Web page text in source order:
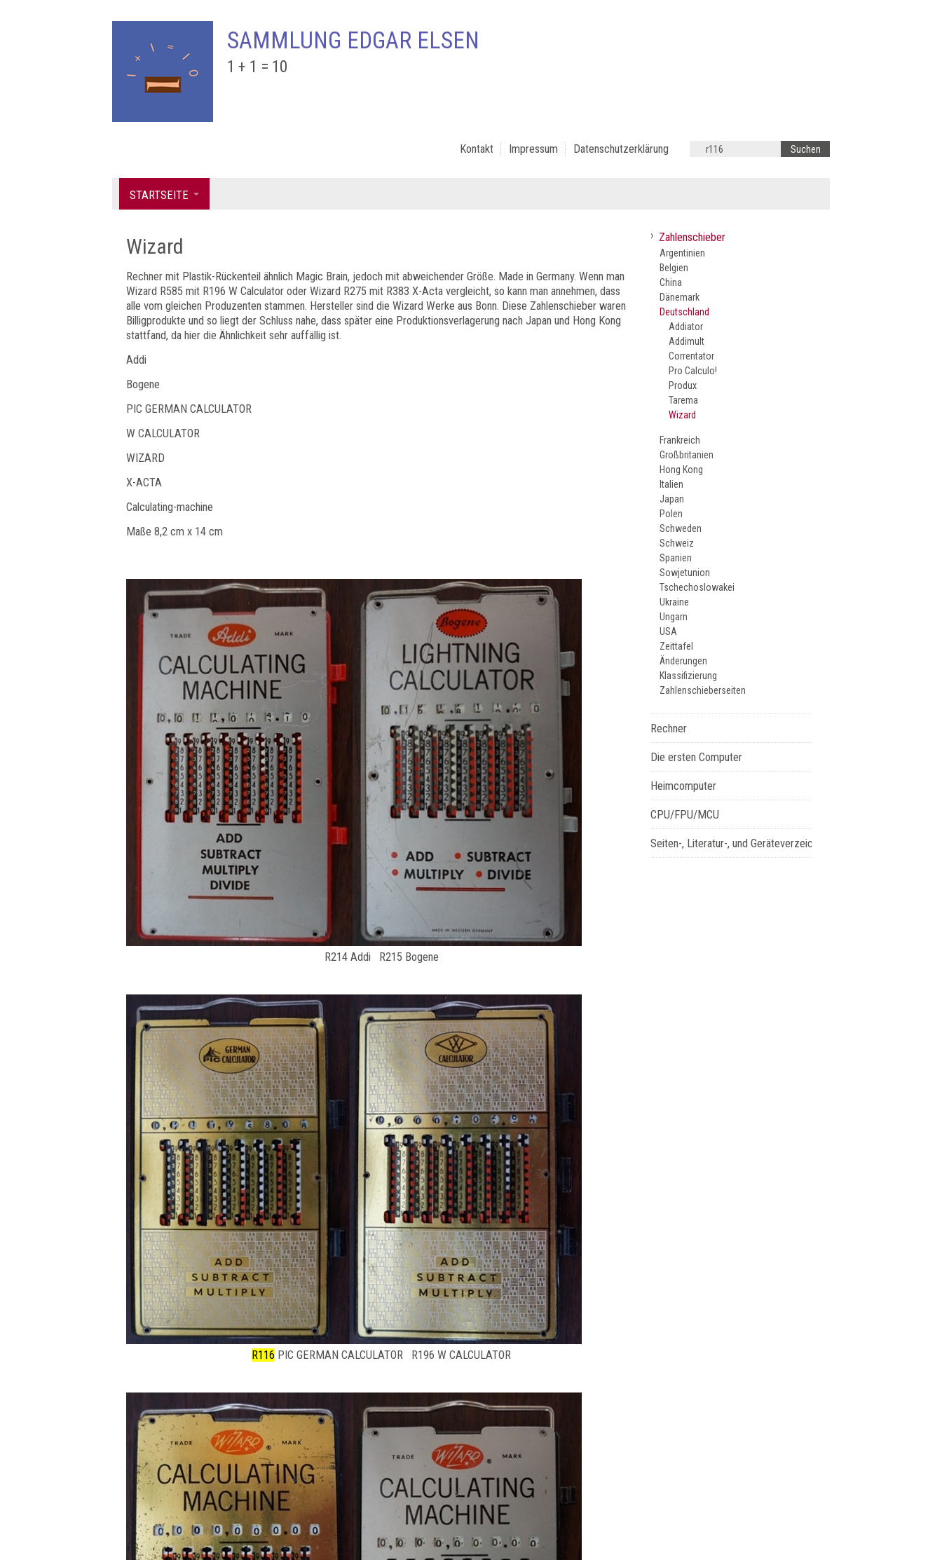
SAMMLUNG EDGAR ELSEN
1 + 1 = 10
Kontakt Impressum Datenschutzerklärung
STARTSEITE
Wizard
Rechner mit Plastik-Rückenteil ähnlich Magic Brain, jedoch mit abweichender Größe. Made in Germany. Wenn man
Wizard R585 mit R196 W Calculator oder Wizard R275 mit R383 X-Acta vergleicht, so kann man annehmen, dass
alle vom gleichen Produzenten stammen. Hersteller sind die Wizard Werke aus Bonn. Diese Zahlenschieber waren
Billigprodukte und so liegt der Schluss nahe, dass später eine Produktionsverlagerung nach Japan und Hong Kong
stattfand, da hier die Ähnlichkeit sehr auffällig ist.
Addi
Bogene
PIC GERMAN CALCULATOR
W CALCULATOR
WIZARD
X-ACTA
Calculating-machine
Maße 8,2 cm x 14 cm
R214 Addi R215 Bogene
R116 PIC GERMAN CALCULATOR R196 W CALCULATOR
› Zahlenschieber
Argentinien
Belgien
China
Dänemark
Deutschland
Addiator
Addimult
Correntator
Pro Calculo!
Produx
Tarema
Wizard
Frankreich
Großbritanien
Hong Kong
Italien
Japan
Polen
Schweden
Schweiz
Spanien
Sowjetunion
Tschechoslowakei
Ukraine
Ungarn
USA
Zeittafel
Änderungen
Klassifizierung
Zahlenschieberseiten
Rechner
Die ersten Computer
Heimcomputer
CPU/FPU/MCU
Seiten-, Literatur-, und Geräteverzeichnis